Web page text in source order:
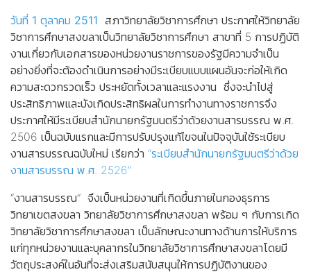
วันที่ 1 ตุลาคม 2511 สภาวิทยาลัยวิชาการศึกษา ประกาศให้วิทยาลัย
วิชาการศึกษาสงขลาเป็นวิทยาลัยวิชาการศึกษา สาขาที่ 5 การปฏิบัติ
งานเกี่ยวกับเอกสารของหน่วยงานราชการของรัฐมีความจำเป็น
อย่างยิ่งที่จะต้องดำเนินการอย่างมีระเบียบแบบแผนอันจะก่อให้เกิด
ความสะดวกรวดเร็ว ประหยัดทั้งเวลาและแรงงาน ซึ่งจะนำไปสู่
ประสิทธิภาพและบังเกิดประสิทธิผลในการทำงานทางราชการจึง
ประกาศให้มีระเบียบสำนักนายกรัฐมนตรีว่าด้วยงานสารบรรณ พ.ศ.
2506 เป็นฉบับแรกและมีการปรับปรุงแก้ไขจนในปัจจุบันใช้ระเบียบ
งานสารบรรณฉบับใหม่ เรียกว่า “ระเบียบสำนักนายกรัฐมนตรีว่าด้วย
งานสารบรรณ พ.ศ. 2526”
“งานสารบรรณ” จึงเป็นหน่วยงานที่เกิดขึ้นภายในกองธุรการ
วิทยาเขตสงขลา วิทยาลัยวิชาการศึกษาสงขลา พร้อม ๆ กับการเกิด
วิทยาลัยวิชาการศึกษาสงขลา เป็นลักษณะงานทางด้านการให้บริการ
แก่ทุกหน่วยงานและบุคลากรในวิทยาลัยวิชาการศึกษาสงขลาโดยมี
วัตถุประสงค์ในอันที่จะส่งเสริมสนับสนุนให้การปฏิบัติงานของ